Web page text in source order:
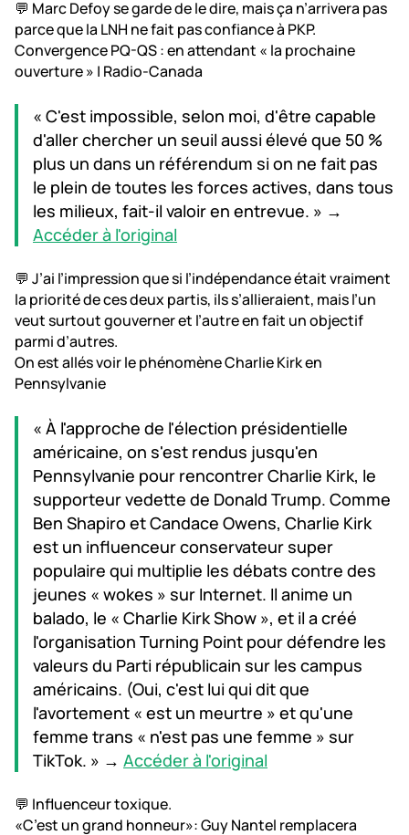
💬 Marc Defoy se garde de le dire, mais ça n’arrivera pas
parce que la LNH ne fait pas confiance à PKP.
Convergence PQ-QS : en attendant « la prochaine
ouverture » | Radio-Canada
« C'est impossible, selon moi, d'être capable
d'aller chercher un seuil aussi élevé que 50 %
plus un dans un référendum si on ne fait pas
le plein de toutes les forces actives, dans tous
les milieux, fait-il valoir en entrevue. » →
Accéder à l'original
💬 J’ai l’impression que si l’indépendance était vraiment
la priorité de ces deux partis, ils s’allieraient, mais l’un
veut surtout gouverner et l’autre en fait un objectif
parmi d’autres.
On est allés voir le phénomène Charlie Kirk en
Pennsylvanie
« À l'approche de l'élection présidentielle
américaine, on s'est rendus jusqu'en
Pennsylvanie pour rencontrer Charlie Kirk, le
supporteur vedette de Donald Trump. Comme
Ben Shapiro et Candace Owens, Charlie Kirk
est un influenceur conservateur super
populaire qui multiplie les débats contre des
jeunes « wokes » sur Internet. Il anime un
balado, le « Charlie Kirk Show », et il a créé
l'organisation Turning Point pour défendre les
valeurs du Parti républicain sur les campus
américains. (Oui, c'est lui qui dit que
l'avortement « est un meurtre » et qu'une
femme trans « n'est pas une femme » sur
TikTok. » → Accéder à l'original
💬 Influenceur toxique.
«C’est un grand honneur»: Guy Nantel remplacera